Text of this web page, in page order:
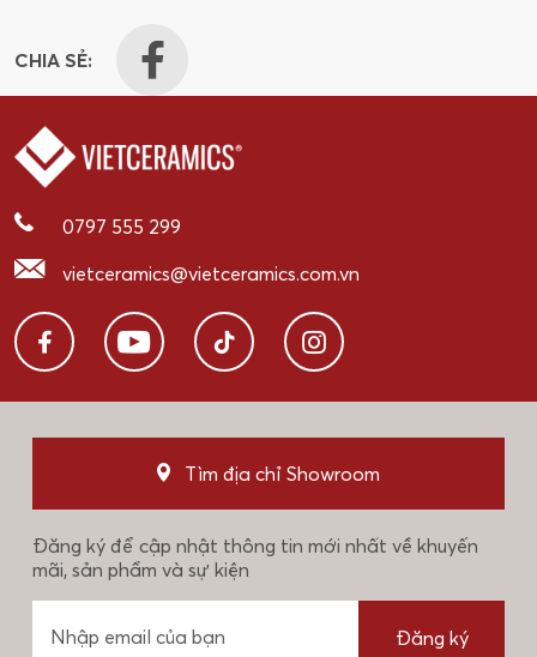
CHIA SẺ:
0797 555 299
vietceramics@vietceramics.com.vn
Tìm địa chỉ Showroom
Đăng ký để cập nhật thông tin mới nhất về khuyến
mãi, sản phẩm và sự kiện
Đăng ký